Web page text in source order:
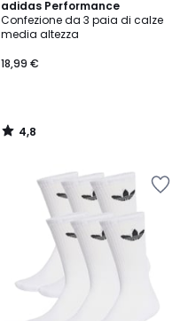
adidas Performance
Confezione da 3 paia di calze
media altezza
18,99 €
4,8
/ 5
4,8
/